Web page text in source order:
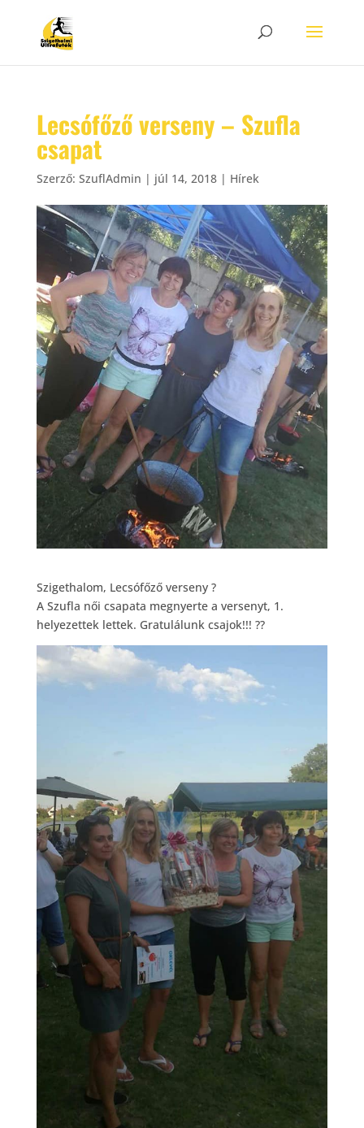
Lecsófőző verseny – Szufla
csapat
Szerző: SzuflAdmin | júl 14, 2018| Hírek
Szigethalom, Lecsófőző verseny ?
A Szufla női csapata megnyerte a versenyt, 1.
helyezettek lettek. Gratulálunk csajok!!! ??